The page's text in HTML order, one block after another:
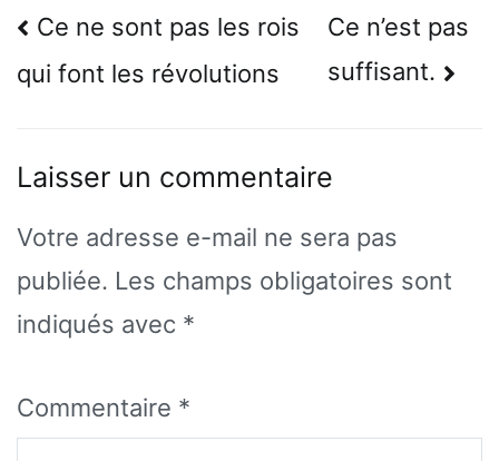
Navigation
de
Ce ne sont pas les rois
qui font les révolutions
Ce n’est pas
suffisant.
Laisser un commentaire
Votre adresse e-mail ne sera pas
publiée. Les champs obligatoires sont
indiqués avec *
Commentaire *